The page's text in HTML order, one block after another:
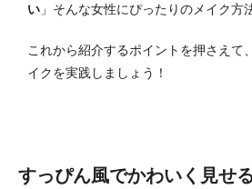
い 」そんな女性にぴったりのメイク方
これから紹介するポイントを押さえて
イクを実践しましょう！
すっぴん風でかわいく見せ